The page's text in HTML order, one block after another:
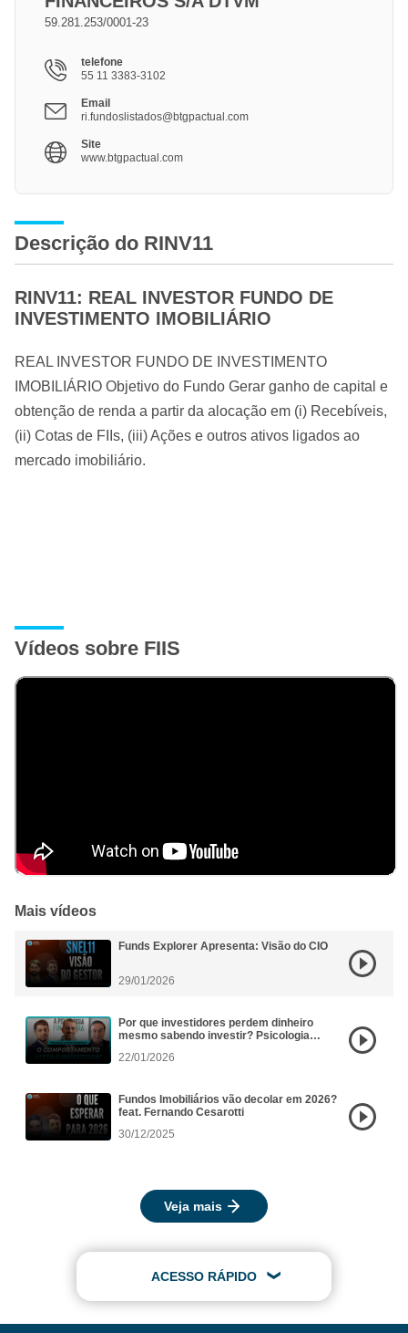
59.281.253/0001-23
telefone
55 11 3383-3102
Email
ri.fundoslistados@btgpactual.com
Site
www.btgpactual.com
Descrição do RINV11
RINV11: REAL INVESTOR FUNDO DE
INVESTIMENTO IMOBILIÁRIO
REAL INVESTOR FUNDO DE INVESTIMENTO
IMOBILIÁRIO Objetivo do Fundo Gerar ganho de capital e
obtenção de renda a partir da alocação em (i) Recebíveis,
(ii) Cotas de FIIs, (iii) Ações e outros ativos ligados ao
mercado imobiliário.
Vídeos sobre FIIS
Mais vídeos
Funds Explorer Apresenta: Visão do CIO
29/01/2026
Por que investidores perdem dinheiro
mesmo sabendo investir? Psicologia
22/01/2026
Fundos Imobiliários vão decolar em 2026?
feat. Fernando Cesarotti
30/12/2025
Veja mais
ACESSO RÁPIDO